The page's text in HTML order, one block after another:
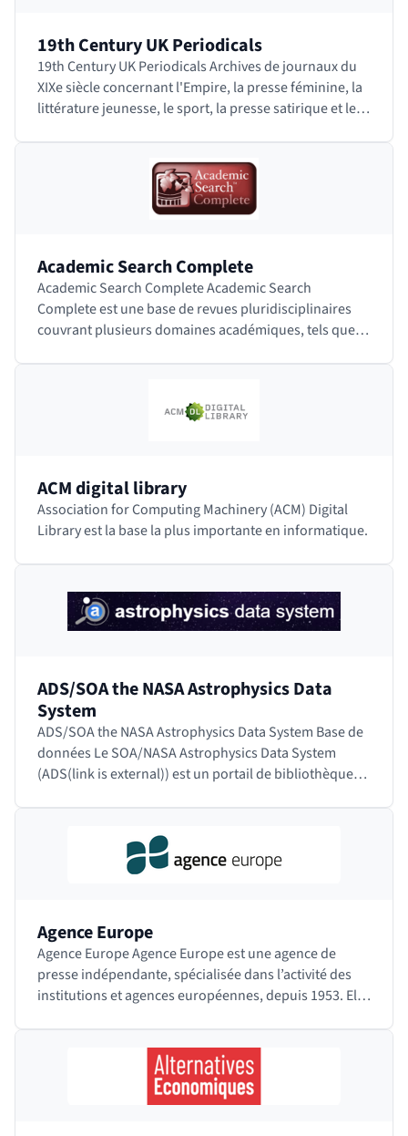
19th Century UK Periodicals
19th Century UK Periodicals Archives de journaux du
XIXe siècle concernant l'Empire, la presse féminine, la
littérature jeunesse, le sport, la presse satirique et les
Academic Search Complete
Academic Search Complete Academic Search
Complete est une base de revues pluridisciplinaires
couvrant plusieurs domaines académiques, tels que
ACM digital library
Association for Computing Machinery (ACM) Digital
Library est la base la plus importante en informatique.
ADS/SOA the NASA Astrophysics Data
System
ADS/SOA the NASA Astrophysics Data System Base de
données Le SOA/NASA Astrophysics Data System
(ADS(link is external)) est un portail de bibliothèque
Agence Europe
Agence Europe Agence Europe est une agence de
presse indépendante, spécialisée dans l’activité des
institutions et agences européennes, depuis 1953. Elle